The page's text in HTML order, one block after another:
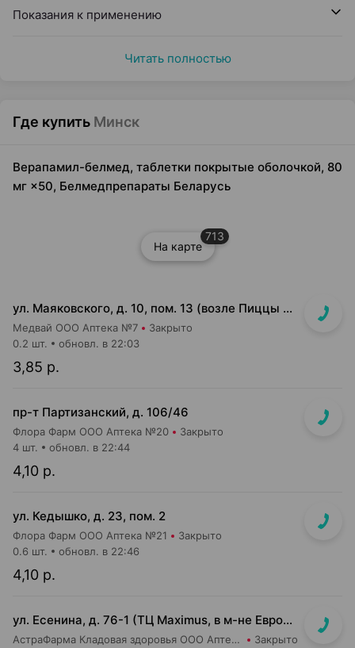
Показания к применению
Читать полностью
Где купить Минск
Верапамил-белмед, таблетки покрытые оболочкой, 80
мг ×50, Белмедпрепараты Беларусь
На карте
713
ул. Маяковского, д. 10, пом. 13 (возле Пиццы Мании)
Медвай ООО Аптека №7 Закрыто
3,85 р.
0.2 шт. обновл. в 22:03
пр-т Партизанский, д. 106/46
Флора Фарм ООО Аптека №20 Закрыто
4,10 р.
4 шт. обновл. в 22:44
ул. Кедышко, д. 23, пом. 2
Флора Фарм ООО Аптека №21 Закрыто
4,10 р.
0.6 шт. обновл. в 22:46
ул. Есенина, д. 76-1 (ТЦ Maximus, в м-не Евроопт Super)
АстраФарма Кладовая здоровья ООО Аптека №9 Закрыто